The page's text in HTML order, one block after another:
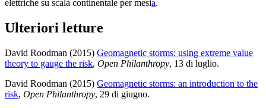
elettriche su scala continentale per mesi⁠a.
Ulteriori letture
David Roodman (2015) Geomagnetic storms: using extreme value
theory to gauge the risk, Open Philanthropy, 13 di luglio.
David Roodman (2015) Geomagnetic storms: an introduction to the
risk, Open Philanthropy, 29 di giugno.